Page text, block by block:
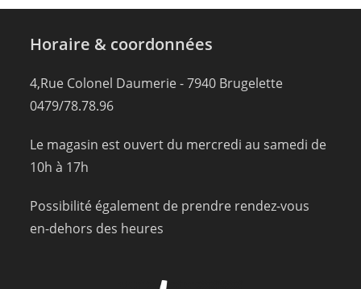
Horaire & coordonnées
4,Rue Colonel Daumerie - 7940 Brugelette
0479/78.78.96
Le magasin est ouvert du mercredi au samedi de
10h à 17h
Possibilité également de prendre rendez-vous
en-dehors des heures